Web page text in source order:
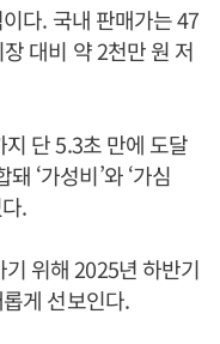
다. 국내 판매가는 47
대비 약 2천만 원 저
단 5.3초 만에 도달
‘가성비’와 ‘가심
.
위해 2025년 하반기
게 선보인다.